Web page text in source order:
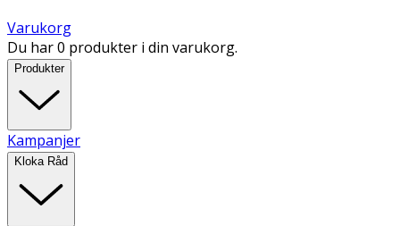
Varukorg
Du har 0 produkter i din varukorg.
Produkter
Kampanjer
Kloka Råd